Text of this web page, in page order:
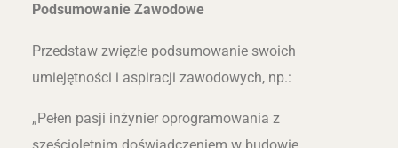
Podsumowanie Zawodowe
Przedstaw zwięzłe podsumowanie swoich
umiejętności i aspiracji zawodowych, np.:
„Pełen pasji inżynier oprogramowania z